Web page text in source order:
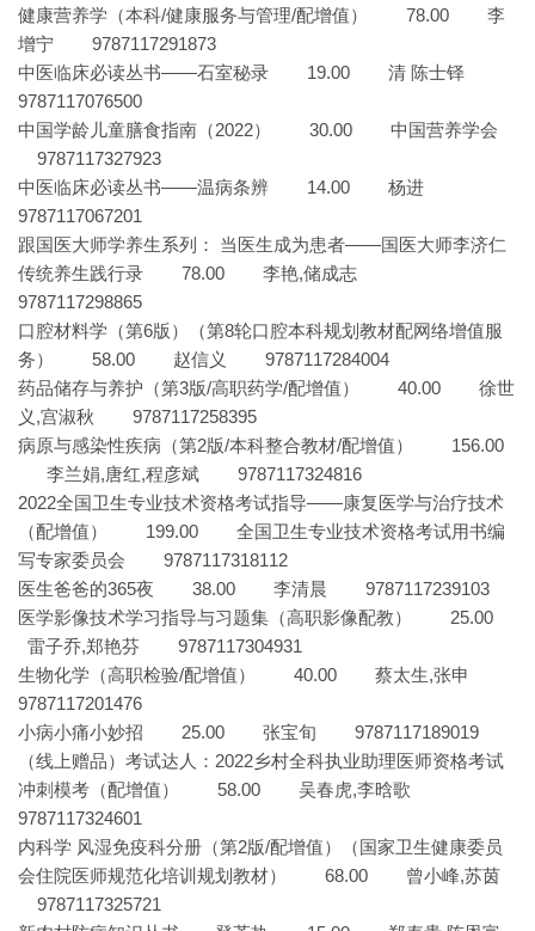
健康营养学（本科/健康服务与管理/配增值） 78.00 李
增宁 9787117291873
中医临床必读丛书——石室秘录 19.00 清 陈士铎
9787117076500
中国学龄儿童膳食指南（2022） 30.00 中国营养学会
9787117327923
中医临床必读丛书——温病条辨 14.00 杨进
9787117067201
跟国医大师学养生系列： 当医生成为患者——国医大师李济仁
传统养生践行录 78.00 李艳,储成志
9787117298865
口腔材料学（第6版）（第8轮口腔本科规划教材配网络增值服
务） 58.00 赵信义 9787117284004
药品储存与养护（第3版/高职药学/配增值） 40.00 徐世
义,宫淑秋 9787117258395
病原与感染性疾病（第2版/本科整合教材/配增值） 156.00
李兰娟,唐红,程彦斌 9787117324816
2022全国卫生专业技术资格考试指导——康复医学与治疗技术
（配增值） 199.00 全国卫生专业技术资格考试用书编
写专家委员会 9787117318112
医生爸爸的365夜 38.00 李清晨 9787117239103
医学影像技术学习指导与习题集（高职影像配教） 25.00
雷子乔,郑艳芬 9787117304931
生物化学（高职检验/配增值） 40.00 蔡太生,张申
9787117201476
小病小痛小妙招 25.00 张宝旬 9787117189019
（线上赠品）考试达人：2022乡村全科执业助理医师资格考试
冲刺模考（配增值） 58.00 吴春虎,李晗歌
9787117324601
内科学 风湿免疫科分册（第2版/配增值）（国家卫生健康委员
会住院医师规范化培训规划教材） 68.00 曾小峰,苏茵
9787117325721